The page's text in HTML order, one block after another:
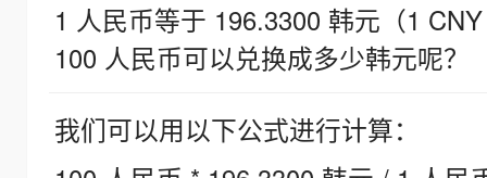
1 人民币等于 196.3300 韩元（1
100 人民币可以兑换成多少韩元呢？
我们可以用以下公式进行计算：